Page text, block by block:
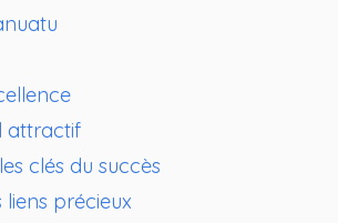
attractif
clés du succès
liens précieux